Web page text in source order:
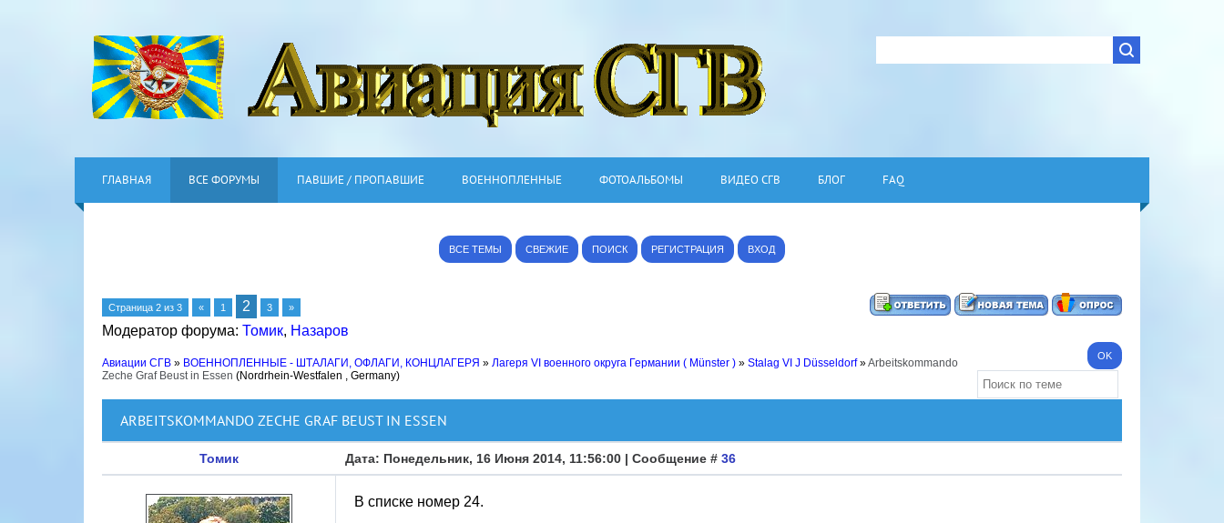
ГЛАВНАЯ ВСЕ ФОРУМЫ ПАВШИЕ / ПРОПАВШИЕ ВОЕННОПЛЕННЫЕ ФОТОАЛЬБОМЫ ВИДЕО СГВ БЛОГ FAQ
ВСЕ ТЕМЫ СВЕЖИЕ ПОИСК РЕГИСТРАЦИЯ ВХОД
Страница 2 из 3 « 1 2 3 »
Модератор форума: Томик, Назаров
Авиации СГВ » ВОЕННОПЛЕННЫЕ - ШТАЛАГИ, ОФЛАГИ, КОНЦЛАГЕРЯ » Лагеря VI военного округа Германии ( Münster ) » Stalag VI J Düsseldorf »Arbeitskommando
Zeche Graf Beust in Essen (Nordrhein-Westfalen , Germany)
ARBEITSKOMMANDO ZECHE GRAF BEUST IN ESSEN
Томик Дата: Понедельник, 16 Июня 2014, 11:56:00 | Сообщение # 36
В списке номер 24.